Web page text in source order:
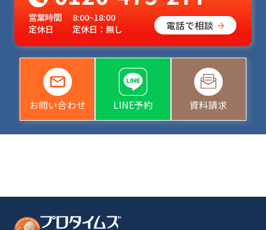
営業時間
8:00~18:00
定休日
定休日：無し 電話で相談
お問い合わせ LINE予約 資料請求